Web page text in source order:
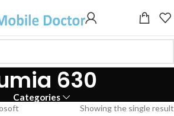
630
Categories
Showing the single result